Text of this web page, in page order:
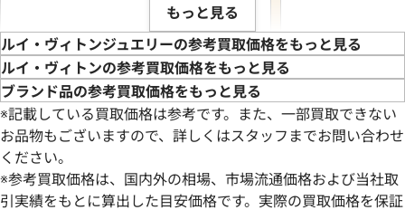
もっと見る
ルイ・ヴィトンジュエリーの参考買取価格をもっと見る
ルイ・ヴィトンの参考買取価格をもっと見る
ブランド品の参考買取価格をもっと見る
※記載している買取価格は参考です。また、一部買取できない
お品物もございますので、詳しくはスタッフまでお問い合わせ
ください。
※参考買取価格は、国内外の相場、市場流通価格および当社取
引実績をもとに算出した目安価格です。実際の買取価格を保証